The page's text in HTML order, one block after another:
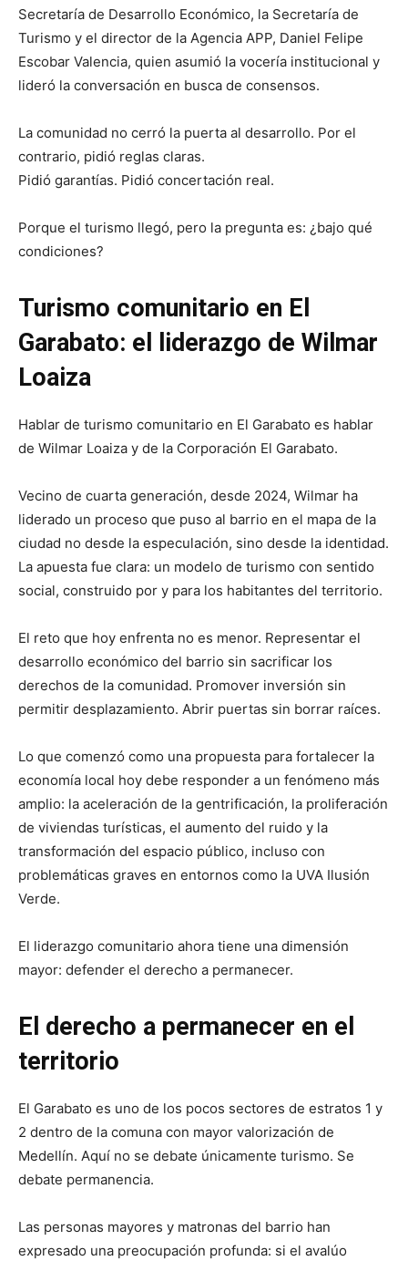
Secretaría de Desarrollo Económico, la Secretaría de
Turismo y el director de la Agencia APP, Daniel Felipe
Escobar Valencia, quien asumió la vocería institucional y
lideró la conversación en busca de consensos.
La comunidad no cerró la puerta al desarrollo. Por el
contrario, pidió reglas claras.
Pidió garantías. Pidió concertación real.
Porque el turismo llegó, pero la pregunta es: ¿bajo qué
condiciones?
Turismo comunitario en El
Garabato: el liderazgo de Wilmar
Loaiza
Hablar de turismo comunitario en El Garabato es hablar
de Wilmar Loaiza y de la Corporación El Garabato.
Vecino de cuarta generación, desde 2024, Wilmar ha
liderado un proceso que puso al barrio en el mapa de la
ciudad no desde la especulación, sino desde la identidad.
La apuesta fue clara: un modelo de turismo con sentido
social, construido por y para los habitantes del territorio.
El reto que hoy enfrenta no es menor. Representar el
desarrollo económico del barrio sin sacrificar los
derechos de la comunidad. Promover inversión sin
permitir desplazamiento. Abrir puertas sin borrar raíces.
Lo que comenzó como una propuesta para fortalecer la
economía local hoy debe responder a un fenómeno más
amplio: la aceleración de la gentrificación, la proliferación
de viviendas turísticas, el aumento del ruido y la
transformación del espacio público, incluso con
problemáticas graves en entornos como la UVA Ilusión
Verde.
El liderazgo comunitario ahora tiene una dimensión
mayor: defender el derecho a permanecer.
El derecho a permanecer en el
territorio
El Garabato es uno de los pocos sectores de estratos 1 y
2 dentro de la comuna con mayor valorización de
Medellín. Aquí no se debate únicamente turismo. Se
debate permanencia.
Las personas mayores y matronas del barrio han
expresado una preocupación profunda: si el avalúo